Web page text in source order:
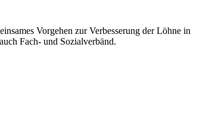
Vorgehen zur Verbesserung der Löhne in
Fach- und Sozialverbänd.